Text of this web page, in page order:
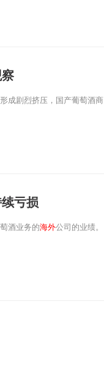
成剧烈挤压，国产葡萄酒商
亏损
酒业务的海外公司的业绩。